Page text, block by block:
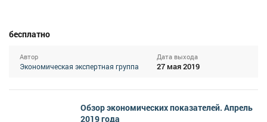
бесплатно
Автор
Экономическая экспертная группа
Дата выхода
27 мая 2019
Обзор экономических показателей. Апрель
2019 года